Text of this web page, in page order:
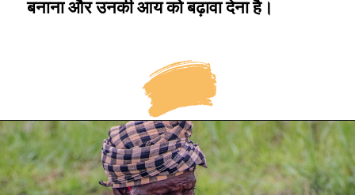
बनाना और उनकी आय को बढ़ावा देना है।